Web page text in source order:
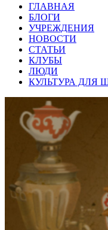
ГЛАВНАЯ
БЛОГИ
УЧРЕЖДЕНИЯ
НОВОСТИ
СТАТЬИ
КЛУБЫ
ЛЮДИ
КУЛЬТУРА ДЛЯ